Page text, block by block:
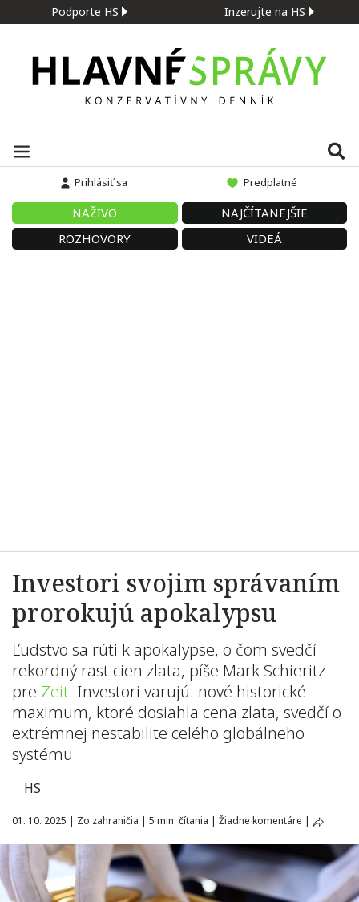
Podporte HS Inzerujte na HS
Prihlásiť sa Predplatné
NAŽIVO
NAJČÍTANEJŠIE
ROZHOVORY
VIDEÁ
Investori svojim správaním
prorokujú apokalypsu
Ľudstvo sa rúti k apokalypse, o čom svedčí
rekordný rast cien zlata, píše Mark Schieritz
pre Zeit. Investori varujú: nové historické
maximum, ktoré dosiahla cena zlata, svedčí o
extrémnej nestabilite celého globálneho
systému
HS
01. 10. 2025 | Zo zahraničia | 5 min. čítania | Žiadne komentáre |